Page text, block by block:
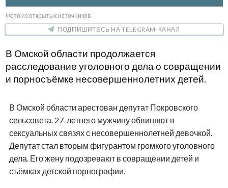
Фото из открытых источников
ПОДПИШИТЕСЬ НА TELEGRAM-КАНАЛ
В Омской области продолжается
расследование уголовного дела о совращении
и порносъёмке несовершеннолетних детей.
В Омской области арестован депутат Покровского
сельсовета. 27-летнего мужчину обвиняют в
сексуальных связях с несовершеннолетней девочкой.
Депутат стал вторым фигурантом громкого уголовного
дела. Его жену подозревают в совращении детей и
съёмках детской порнографии.